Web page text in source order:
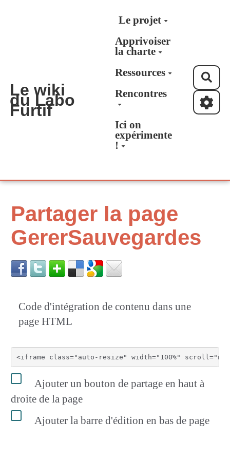
Aller au contenu principal
Le wiki
du Labo
Furtif
Le projet
Apprivoiser
la charte
Ressources
Rencontres
Ici on
expérimente
!
Partager la page
GererSauvegardes
Code d'intégration de contenu dans une
page HTML
Ajouter un bouton de partage en haut à
droite de la page
Ajouter la barre d'édition en bas de page